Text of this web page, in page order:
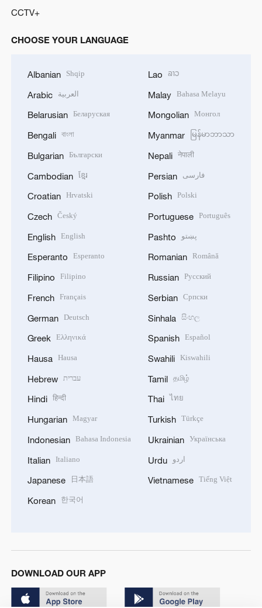
CCTV+
CHOOSE YOUR LANGUAGE
Albanian Shqip
Arabic العربية
Belarusian Беларуская
Bengali বাংলা
Bulgarian Български
Cambodian ខ្មែរ
Croatian Hrvatski
Czech Český
English English
Esperanto Esperanto
Filipino Filipino
French Français
German Deutsch
Greek Ελληνικά
Hausa Hausa
Hebrew עברית
Hindi हिन्दी
Hungarian Magyar
Indonesian Bahasa Indonesia
Italian Italiano
Japanese 日本語
Korean 한국어
Lao ລາວ
Malay Bahasa Melayu
Mongolian Монгол
Myanmar မြန်မာဘာသာ
Nepali नेपाली
Persian فارسی
Polish Polski
Portuguese Português
Pashto پښتو
Romanian Română
Russian Русский
Serbian Српски
Sinhala සිංහල
Spanish Español
Swahili Kiswahili
Tamil தமிழ்
Thai ไทย
Turkish Türkçe
Ukrainian Українська
Urdu اردو
Vietnamese Tiếng Việt
DOWNLOAD OUR APP